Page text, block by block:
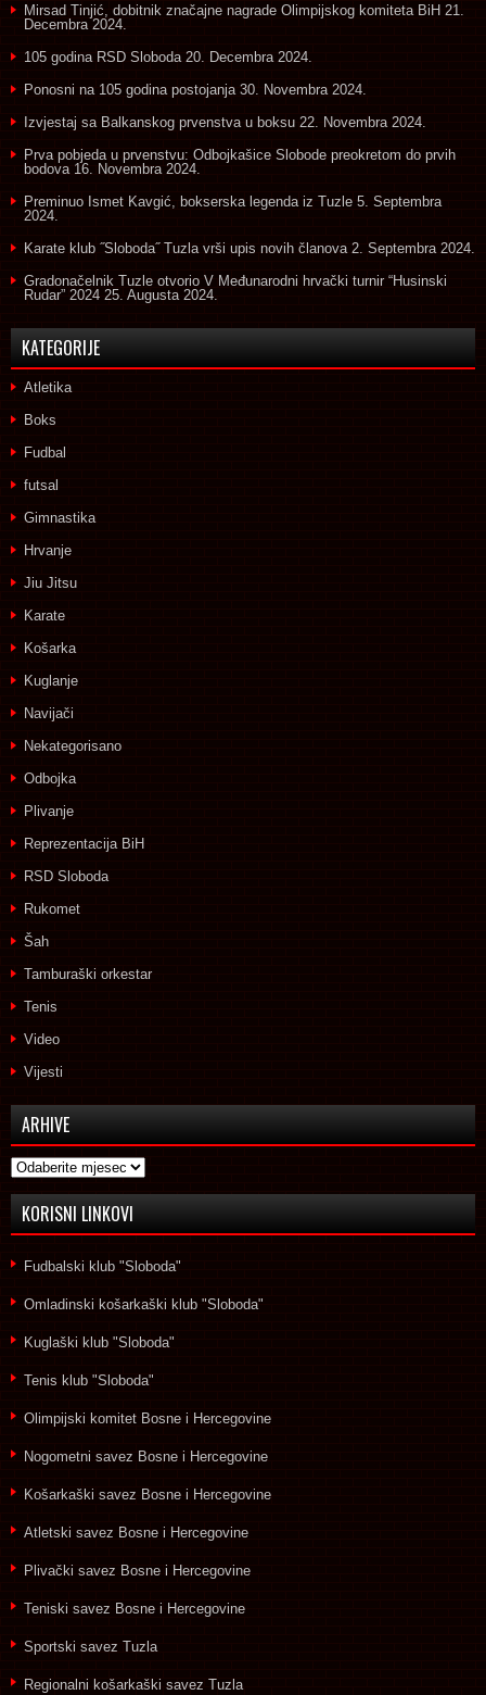
Mirsad Tinjić, dobitnik značajne nagrade Olimpijskog komiteta BiH 21.
Decembra 2024.
105 godina RSD Sloboda 20. Decembra 2024.
Ponosni na 105 godina postojanja 30. Novembra 2024.
Izvjestaj sa Balkanskog prvenstva u boksu 22. Novembra 2024.
Prva pobjeda u prvenstvu: Odbojkašice Slobode preokretom do prvih
bodova 16. Novembra 2024.
Preminuo Ismet Kavgić, bokserska legenda iz Tuzle 5. Septembra
2024.
Karate klub ˝Sloboda˝ Tuzla vrši upis novih članova 2. Septembra 2024.
Gradonačelnik Tuzle otvorio V Međunarodni hrvački turnir “Husinski
Rudar” 2024 25. Augusta 2024.
KATEGORIJE
Atletika
Boks
Fudbal
futsal
Gimnastika
Hrvanje
Jiu Jitsu
Karate
Košarka
Kuglanje
Navijači
Nekategorisano
Odbojka
Plivanje
Reprezentacija BiH
RSD Sloboda
Rukomet
Šah
Tamburaški orkestar
Tenis
Video
Vijesti
ARHIVE
Arhive
KORISNI LINKOVI
Fudbalski klub "Sloboda"
Omladinski košarkaški klub "Sloboda"
Kuglaški klub "Sloboda"
Tenis klub "Sloboda"
Olimpijski komitet Bosne i Hercegovine
Nogometni savez Bosne i Hercegovine
Košarkaški savez Bosne i Hercegovine
Atletski savez Bosne i Hercegovine
Plivački savez Bosne i Hercegovine
Teniski savez Bosne i Hercegovine
Sportski savez Tuzla
Regionalni košarkaški savez Tuzla